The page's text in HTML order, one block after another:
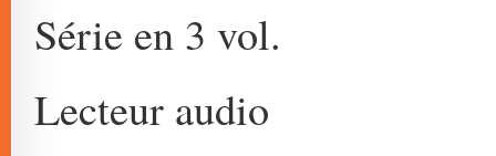
Série en 3 vol.
Lecteur audio